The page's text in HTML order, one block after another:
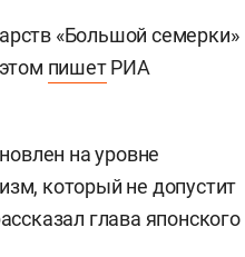
«Большой семерки»
пишетРИА
на уровне
который не допустит
глава японского